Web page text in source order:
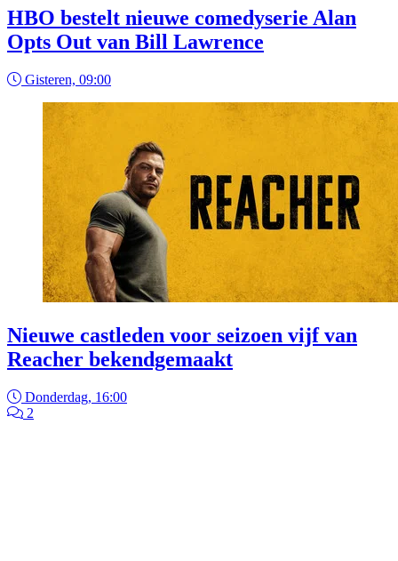
HBO bestelt nieuwe comedyserie Alan
Opts Out van Bill Lawrence
Gisteren, 09:00
Nieuwe castleden voor seizoen vijf van
Reacher bekendgemaakt
Donderdag, 16:00
2